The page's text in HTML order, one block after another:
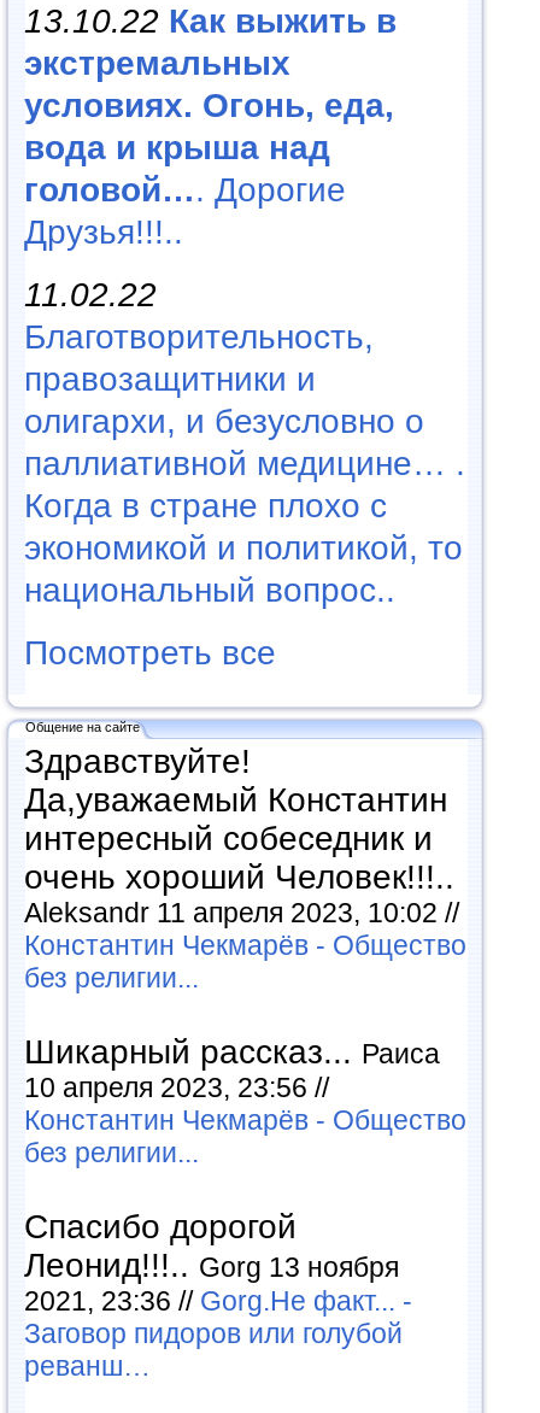
13.10.22 Как выжить в
экстремальных
условиях. Огонь, еда,
вода и крыша над
головой…. Дорогие
Друзья!!!..
11.02.22
Благотворительность,
правозащитники и
олигархи, и безусловно о
паллиативной медицине… .
Когда в стране плохо с
экономикой и политикой, то
национальный вопрос..
Посмотреть все
Общение на сайте
Здравствуйте!
Да,уважаемый Константин
интересный собеседник и
очень хороший Человек!!!..
Aleksandr 11 апреля 2023, 10:02 //
Константин Чекмарёв - Общество
без религии...
Шикарный рассказ... Раиса
10 апреля 2023, 23:56 //
Константин Чекмарёв - Общество
без религии...
Спасибо дорогой
Леонид!!!.. Gorg 13 ноября
2021, 23:36 // Gorg.Не факт... -
Заговор пидоров или голубой
реванш…